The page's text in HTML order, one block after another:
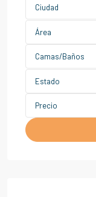
Ciudad
Área
Camas/Baños
Estado
Precio